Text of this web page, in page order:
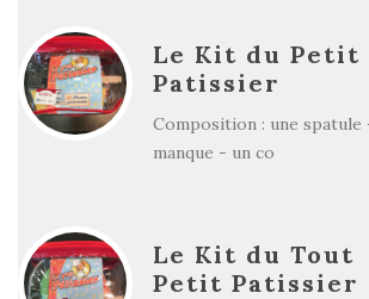
Le Kit du Petit
Patissier
Composition : une spatule
manque - un co
Le Kit du Tout
Petit Patissier